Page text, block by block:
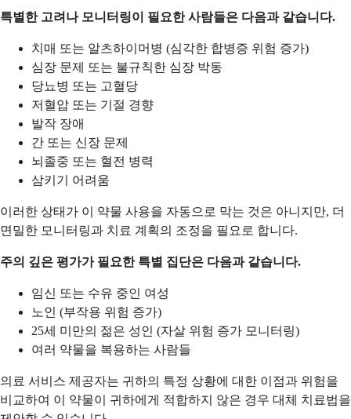
특별한 고려나 모니터링이 필요한 사람들은 다음과 같습니다.
치매 또는 알츠하이머병 (심각한 합병증 위험 증가)
심장 문제 또는 불규칙한 심장 박동
당뇨병 또는 고혈당
저혈압 또는 기절 경향
발작 장애
간 또는 신장 문제
뇌졸중 또는 혈전 병력
삼키기 어려움
이러한 상태가 이 약물 사용을 자동으로 막는 것은 아니지만, 더
면밀한 모니터링과 치료 계획의 조정을 필요로 합니다.
주의 깊은 평가가 필요한 특별 집단은 다음과 같습니다.
임신 또는 수유 중인 여성
노인 (부작용 위험 증가)
25세 미만의 젊은 성인 (자살 위험 증가 모니터링)
여러 약물을 복용하는 사람들
의료 서비스 제공자는 귀하의 특정 상황에 대한 이점과 위험을
비교하여 이 약물이 귀하에게 적합하지 않은 경우 대체 치료법을